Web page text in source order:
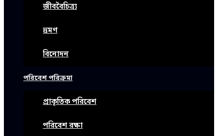
জীববৈচিত্র্য
ভ্রমণ
বিনোদন
পরিবেশ পরিক্রমা
প্রাকৃতিক পরিবেশ
পরিবেশ রক্ষা